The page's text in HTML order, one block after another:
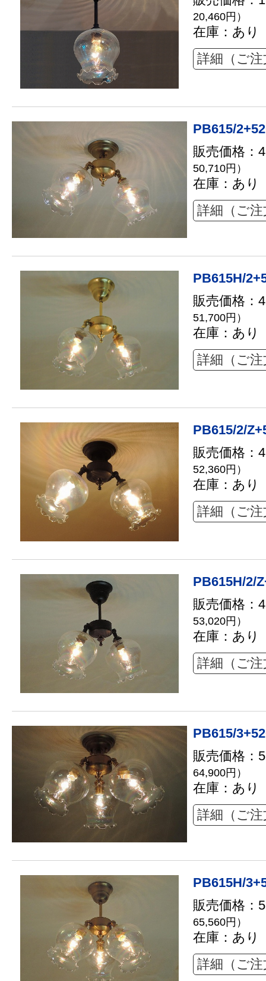
20,460円）
在庫：あり
詳細（ご
PB615/
販売価格：
50,710円）
在庫：あり
詳細（ご
PB615H/
販売価格：
51,700円）
在庫：あり
詳細（ご
PB615/2/
販売価格：
52,360円）
在庫：あり
詳細（ご
PB615H/2/
販売価格：
53,020円）
在庫：あり
詳細（ご
PB615/
販売価格：
64,900円）
在庫：あり
詳細（ご
PB615H/
販売価格：
65,560円）
在庫：あり
詳細（ご